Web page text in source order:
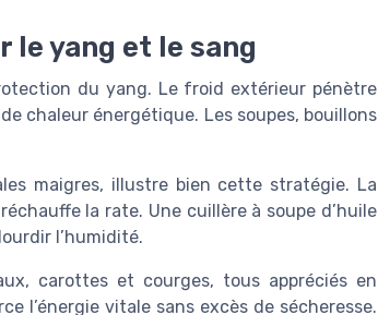
le yang et le sang
du yang. Le froid extérieur pénètre
chaleur énergétique. Les soupes, bouillons
maigres, illustre bien cette stratégie. La
la rate. Une cuillère à soupe d’huile
l’humidité.
carottes et courges, tous appréciés en
l’énergie vitale sans excès de sécheresse.